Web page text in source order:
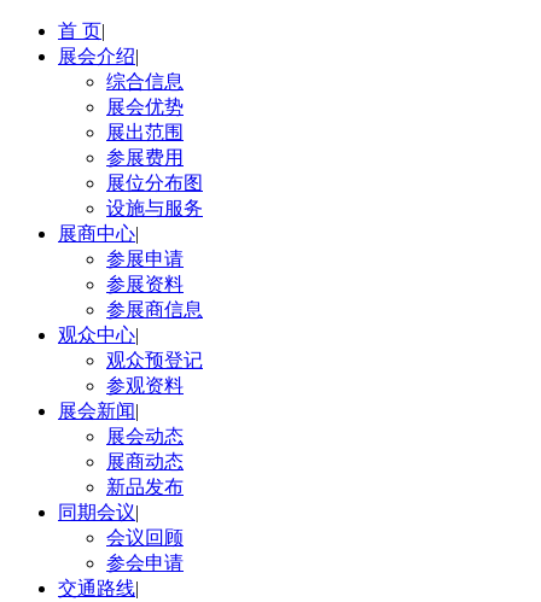
首 页|
展会介绍|
综合信息
展会优势
展出范围
参展费用
展位分布图
设施与服务
展商中心|
参展申请
参展资料
参展商信息
观众中心|
观众预登记
参观资料
展会新闻|
展会动态
展商动态
新品发布
同期会议|
会议回顾
参会申请
交通路线|